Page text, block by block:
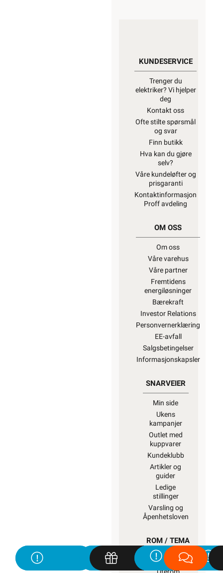
KUNDESERVICE
Trenger du
elektriker? Vi hjelper
deg
Kontakt oss
Ofte stilte spørsmål
og svar
Finn butikk
Hva kan du gjøre
selv?
Våre kundeløfter og
prisgaranti
Kontaktinformasjon
Proff avdeling
OM OSS
Om oss
Våre varehus
Våre partner
Fremtidens
energiløsninger
Bærekraft
Investor Relations
Personvernerklæring
EE-avfall
Salgsbetingelser
Informasjonskapsler
SNARVEIER
Min side
Ukens
kampanjer
Outlet med
kuppvarer
Kundeklubb
Artikler og
guider
Ledige
stillinger
Varsling og
Åpenhetsloven
ROM / TEMA
Hyttetorget